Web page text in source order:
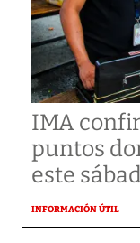
IMA
puntos
este
INFORMACIÓN ÚTIL